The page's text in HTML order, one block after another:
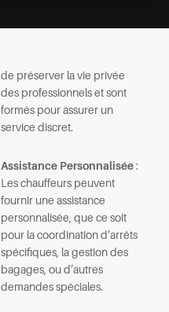
de préserver la vie privée
des professionnels et sont
formés pour assurer un
service discret.
Assistance Personnalisée:
Les chauffeurs peuvent
fournir une assistance
personnalisée, que ce soit
pour la coordination d’arrêts
spécifiques, la gestion des
bagages, ou d’autres
demandes spéciales.